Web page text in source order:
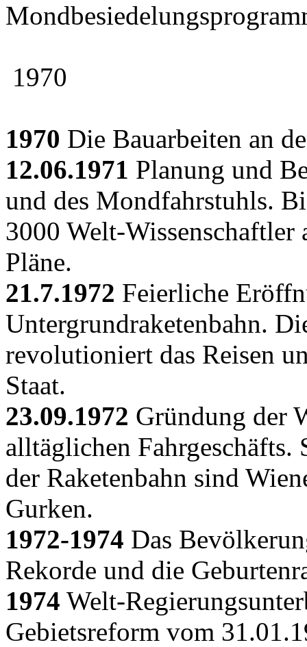
1970
1970 Die Bauarbeiten an
12.06.1971 Planung und
und des Mondfahrstuhls.
3000 Welt-
Pläne.
21.7.1972 Feierliche
Untergrundraketenbahn.
revolutioniert das Reisen
Staat.
23.09.1972 Gründung der
alltäglichen Fahrgeschäfts.
der Raketenbahn sind
Gurken.
1972-1974 Das
Rekorde und die
1974 Welt-
Gebietsreform vom